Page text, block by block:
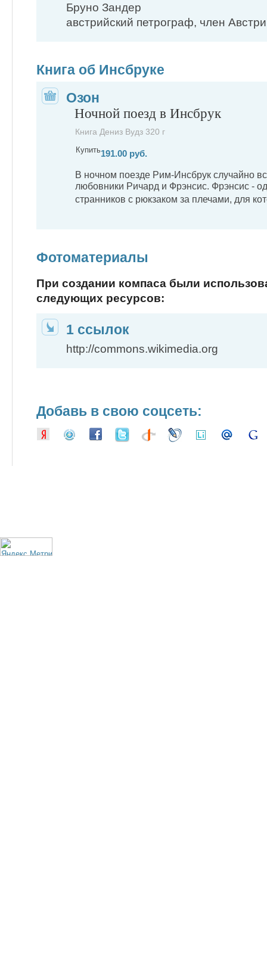
Бруно Зандер
австрийский петрограф, член
Книга об Инсбруке
Озон
Ночной поезд в Инсбрук
Книга Дениз Вудз 320 г
Купить191.00 руб.
В ночном поезде Рим-Инсбрук случайно
любовники Ричард и Фрэнсис. Фрэнсис -
странников с рюкзаком за плечами, для
Фотоматериалы
При создании компаса были
следующих ресурсов:
1 ссылок
http://commons.wikimedia.org
Добавь в свою соцсеть: